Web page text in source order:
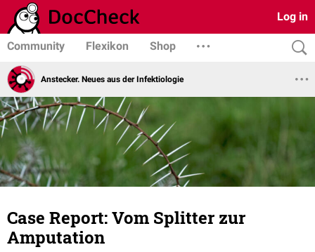
Log in
Community Flexikon Shop
Anstecker. Neues aus der Infektiologie
Case Report: Vom Splitter zur
Amputation